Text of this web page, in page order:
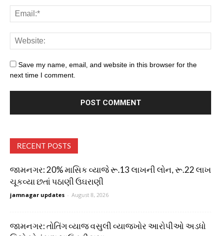
Save my name, email, and website in this browser for the
next time I comment.
RECENT POSTS
જામનગર: 20% માસિક વ્યાજે રૂ.13 લાખની લોન, રૂ.22 લાખ
ચૂકવ્યા છતાં પઠાણી ઉઘરાણી
jamnagar updates - August 8, 2026
જામનગર: તોતિંગ વ્યાજ વસુલી વ્યાજખોર આરોપીઓ અડધો